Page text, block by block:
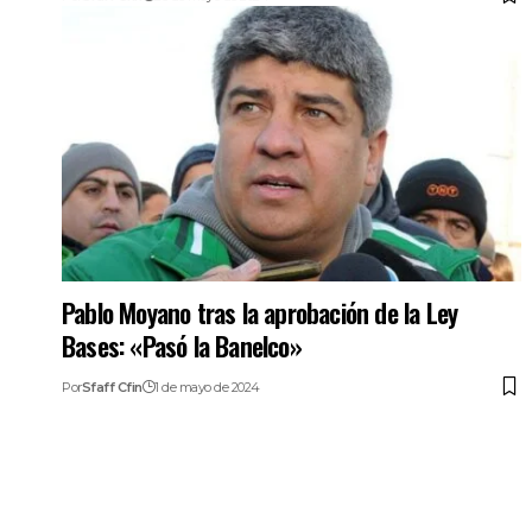
Pablo Moyano tras la aprobación de la Ley
Bases: «Pasó la Banelco»
PorSfaff Cfin 1 de mayo de 2024